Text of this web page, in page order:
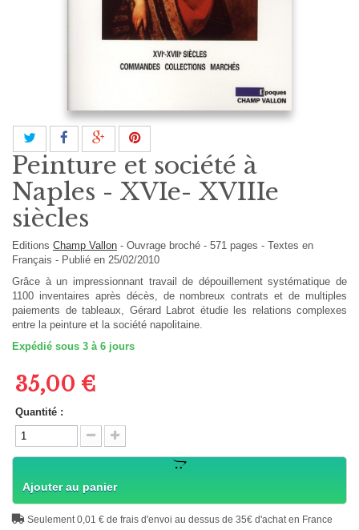
Peinture et société à
Naples - XVIe- XVIIIe
siècles
Editions Champ Vallon - Ouvrage broché - 571 pages - Textes en
Français - Publié en 25/02/2010
Grâce à un impressionnant travail de dépouillement systématique de
1100 inventaires après décès, de nombreux contrats et de multiples
paiements de tableaux, Gérard Labrot étudie les relations complexes
entre la peinture et la société napolitaine.
Expédié sous 3 à 6 jours
35,00 €
Quantité :
Ajouter au panier
Seulement 0,01 € de frais d'envoi au dessus de 35€ d'achat en France